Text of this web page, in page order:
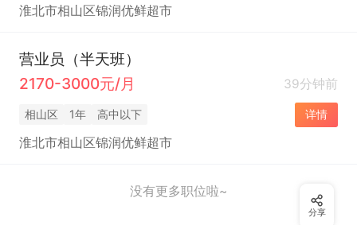
淮北市相山区锦润优鲜超市
营业员（半天班）
2170-3000元/月
39分钟前
相山区 1年 高中以下 详情
淮北市相山区锦润优鲜超市
没有更多职位啦~
分享